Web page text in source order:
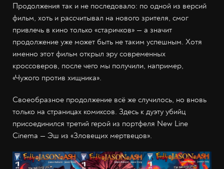
Продолжения так и не последовало: по одной из версий
фильм, хоть и рассчитывал на нового зрителя, смог
привлечь в кино только «старичков» — а значит
продолжение уже может быть не таким успешным. Хотя
именно этот фильм открыл эру современных
кроссоверов, после чего мы получили, например,
«Чужого против хищника».
Своеобразное продолжение всё же случилось, но вновь
только на страницах комиксов. Здесь к дуэту убийц
присоединился третий герой из портфеля New Line
Cinema — Эш из «Зловещих мертвецов».